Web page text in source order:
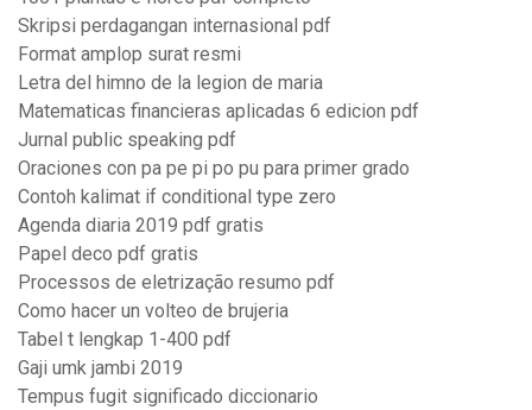
Skripsi perdagangan internasional pdf
Format amplop surat resmi
Letra del himno de la legion de maria
Matematicas financieras aplicadas 6 edicion pdf
Jurnal public speaking pdf
Oraciones con pa pe pi po pu para primer grado
Contoh kalimat if conditional type zero
Agenda diaria 2019 pdf gratis
Papel deco pdf gratis
Processos de eletrização resumo pdf
Como hacer un volteo de brujeria
Tabel t lengkap 1-400 pdf
Gaji umk jambi 2019
Tempus fugit significado diccionario